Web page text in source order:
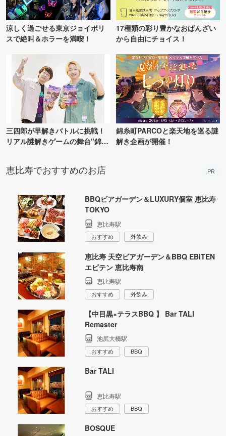
涼しく過ごせる東京ジョイポリ
スで絶叫＆ホラーを満喫！
17種類の彩り豊かなおばんざい
から自由にチョイス！
三四郎が早解きバトルに挑戦！
リアル謎解きゲームの舞台"錦糸
錦糸町PARCOと楽天地を巡る謎
解き企画が開催！
恵比寿でおすすめのお店 PR
BBQビアガーデン＆LUXURY個室 恵比寿
TOKYO
恵比寿駅
おすすめ 外飲み
恵比寿 天空ビアガーデン＆BBQ EBITEN
エビテン 恵比寿南
恵比寿駅
おすすめ 外飲み
【中目黒×テラスBBQ 】 Bar TALI
Remaster
池尻大橋駅
おすすめ BBQ
Bar TALI
恵比寿駅
おすすめ BBQ
BOSQUE